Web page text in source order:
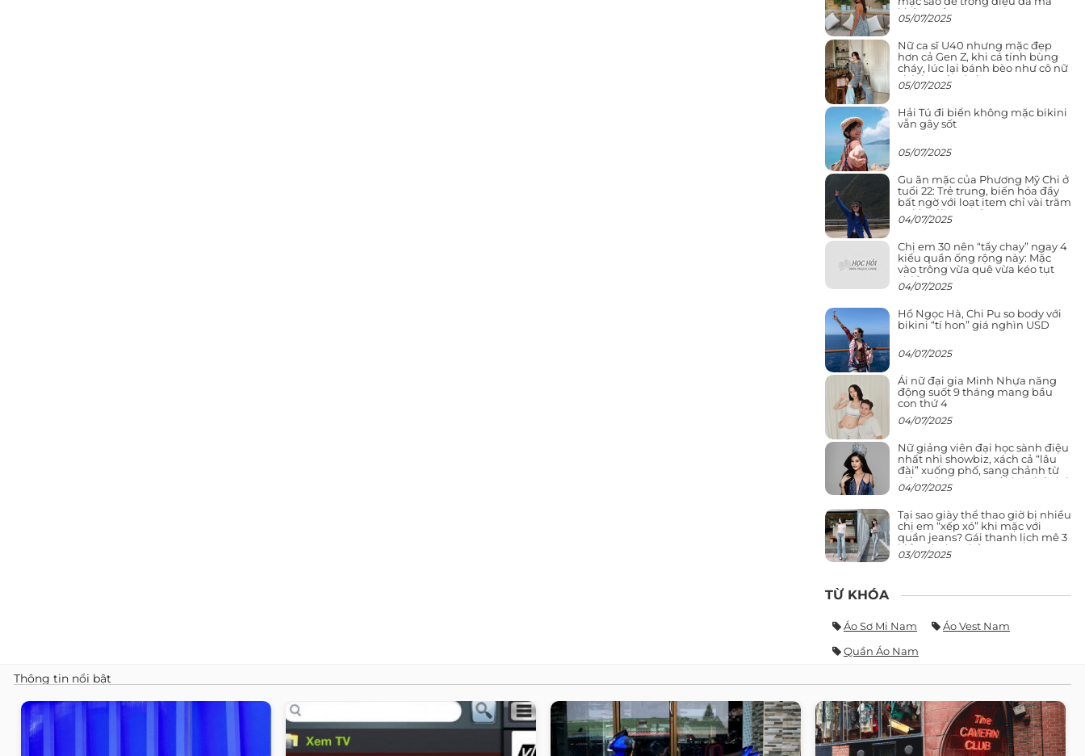
không sến
05/07/2025
Nữ ca sĩ U40 nhưng mặc đẹp
hơn cả Gen Z, khi cá tính bùng
cháy, lúc lại bánh bèo như cô nữ
chính ngôn tình
05/07/2025
Hải Tú đi biển không mặc bikini
vẫn gây sốt
05/07/2025
Gu ăn mặc của Phương Mỹ Chi ở
tuổi 22: Trẻ trung, biến hóa đầy
bất ngờ với loạt item chỉ vài trăm
nghìn đã mua được
04/07/2025
Chị em 30 nên “tẩy chay” ngay 4
kiểu quần ống rộng này: Mặc
vào trông vừa quê vừa kéo tụt
chiều cao
04/07/2025
Hồ Ngọc Hà, Chi Pu so body với
bikini “tí hon” giá nghìn USD
04/07/2025
Ái nữ đại gia Minh Nhựa năng
động suốt 9 tháng mang bầu
con thứ 4
04/07/2025
Nữ giảng viên đại học sành điệu
nhất nhì showbiz, xách cả “lâu
đài” xuống phố, sang chảnh từ
giảng đường ra phố khó ai đọ lại
04/07/2025
Tại sao giày thể thao giờ bị nhiều
chị em “xếp xó” khi mặc với
quần jeans? Gái thanh lịch mê 3
kiểu này hơn hẳn
03/07/2025
TỪ KHÓA
Áo Sơ Mi Nam
Áo Vest Nam
Quần Áo Nam
Thông tin nổi bật